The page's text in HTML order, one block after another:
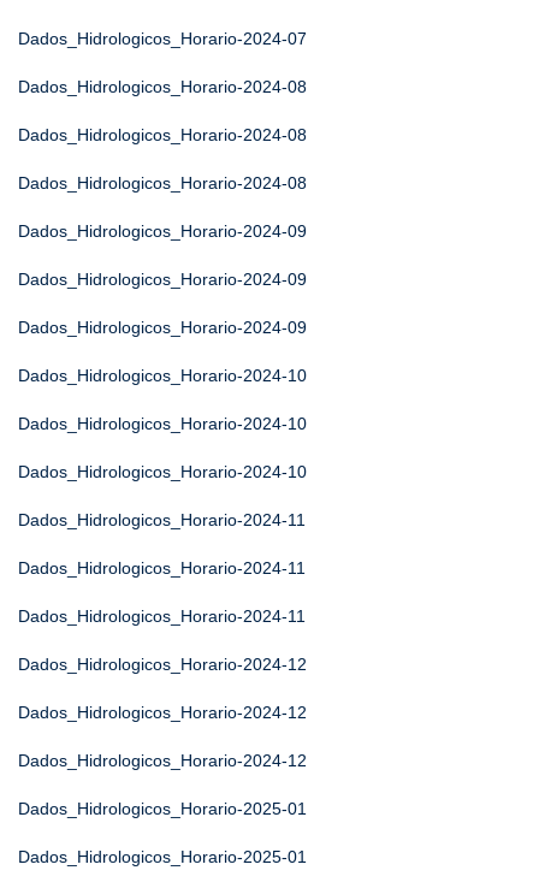
Dados_Hidrologicos_Horario-2024-07
Dados_Hidrologicos_Horario-2024-08
Dados_Hidrologicos_Horario-2024-08
Dados_Hidrologicos_Horario-2024-08
Dados_Hidrologicos_Horario-2024-09
Dados_Hidrologicos_Horario-2024-09
Dados_Hidrologicos_Horario-2024-09
Dados_Hidrologicos_Horario-2024-10
Dados_Hidrologicos_Horario-2024-10
Dados_Hidrologicos_Horario-2024-10
Dados_Hidrologicos_Horario-2024-11
Dados_Hidrologicos_Horario-2024-11
Dados_Hidrologicos_Horario-2024-11
Dados_Hidrologicos_Horario-2024-12
Dados_Hidrologicos_Horario-2024-12
Dados_Hidrologicos_Horario-2024-12
Dados_Hidrologicos_Horario-2025-01
Dados_Hidrologicos_Horario-2025-01